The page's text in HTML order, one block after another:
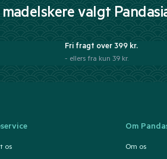
valgt
Fri fragt over 399 kr.
- ellers fra kun 39 kr.
os
Om
Om os